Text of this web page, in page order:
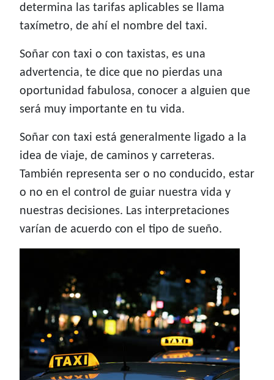
determina las tarifas aplicables se llama
taxímetro, de ahí el nombre del taxi.
Soñar con taxi o con taxistas, es una
advertencia, te dice que no pierdas una
oportunidad fabulosa, conocer a alguien que
será muy importante en tu vida.
Soñar con taxi está generalmente ligado a la
idea de viaje, de caminos y carreteras.
También representa ser o no conducido, estar
o no en el control de guiar nuestra vida y
nuestras decisiones. Las interpretaciones
varían de acuerdo con el tipo de sueño.